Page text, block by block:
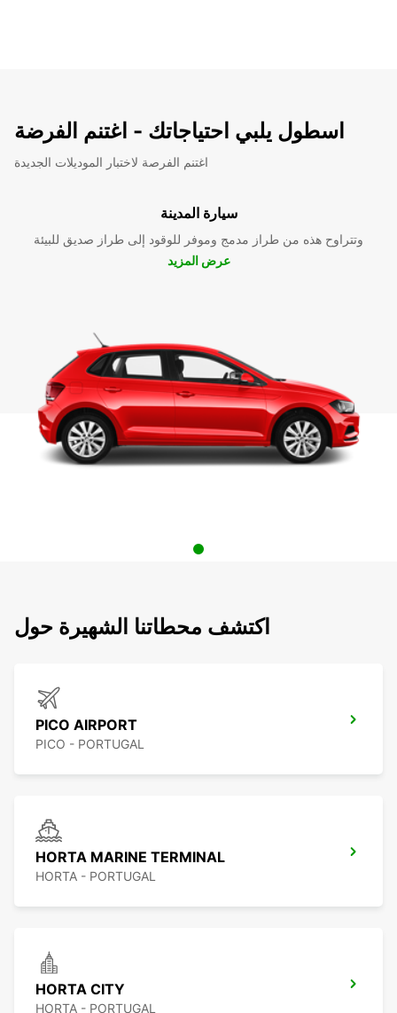
اسطول يلبي احتياجاتك - اغتنم الفرضة
اغتنم الفرصة لاختبار الموديلات الجديدة
سيارة المدينة
وتتراوح هذه من طراز مدمج وموفر للوقود إلى طراز صديق للبيئة
عرض المزيد
اكتشف محطاتنا الشهيرة حول
PICO AIRPORT
PICO - PORTUGAL
HORTA MARINE TERMINAL
HORTA - PORTUGAL
HORTA CITY
HORTA - PORTUGAL